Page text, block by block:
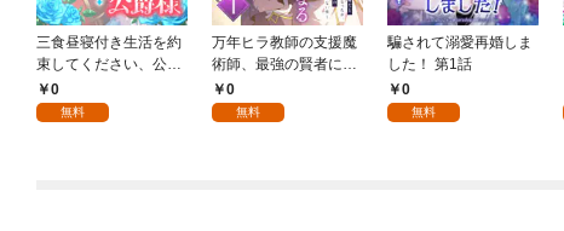
三食昼寝付き生活を約
束してください、公爵
様 1話
0
無料
万年ヒラ教師の支援魔
術師、最強の賢者にな
る～不人気の支援魔術
師は給料泥棒だと魔術
0
無料
騙されて溺愛再婚しま
した！ 第1話
0
無料